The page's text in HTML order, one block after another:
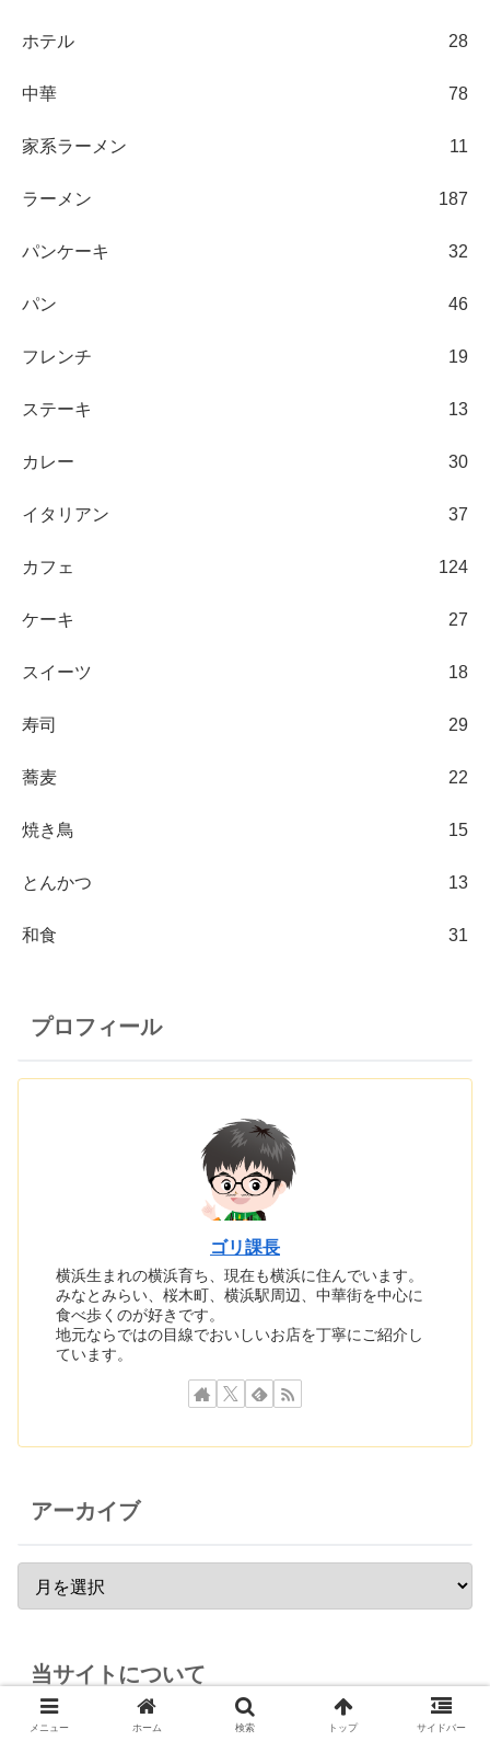
ホテル 28
中華 78
家系ラーメン 11
ラーメン 187
パンケーキ 32
パン 46
フレンチ 19
ステーキ 13
カレー 30
イタリアン 37
カフェ 124
ケーキ 27
スイーツ 18
寿司 29
蕎麦 22
焼き鳥 15
とんかつ 13
和食 31
プロフィール
ゴリ課長
横浜生まれの横浜育ち、現在も横浜に住んでいます。
みなとみらい、桜木町、横浜駅周辺、中華街を中心に
食べ歩くのが好きです。
地元ならではの目線でおいしいお店を丁寧にご紹介し
ています。
アーカイブ
当サイトについて
メニュー ホーム 検索 トップ サイドバー